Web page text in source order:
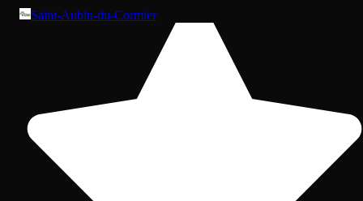
Saint-Aubin-du-Cormier